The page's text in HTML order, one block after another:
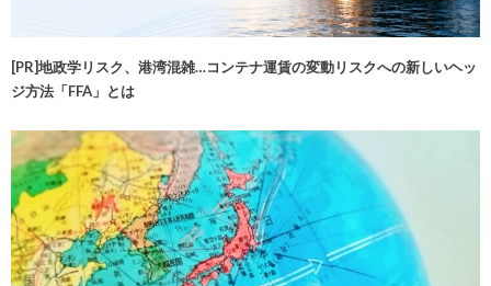
[PR]地政学リスク、港湾混雑…コンテナ運賃の変動リスクへの新しいヘッ
ジ方法「FFA」とは